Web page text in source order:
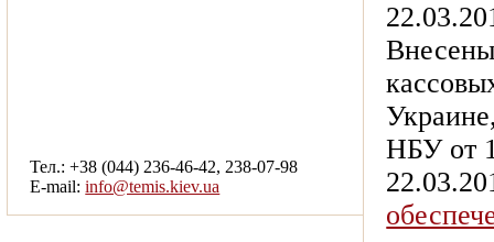
НБУ от
Тел.: +38 (044) 236-46-42, 238-07-98
E-mail:info@temis.kiev.ua